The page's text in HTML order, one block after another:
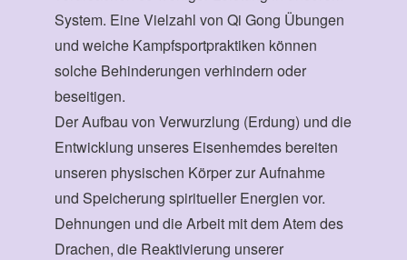
System. Eine Vielzahl von Qi Gong Übungen
und weiche Kampfsportpraktiken können
solche Behinderungen verhindern oder
beseitigen.
Der Aufbau von Verwurzlung (Erdung) und die
Entwicklung unseres Eisenhemdes bereiten
unseren physischen Körper zur Aufnahme
und Speicherung spiritueller Energien vor.
Dehnungen und die Arbeit mit dem Atem des
Drachen, die Reaktivierung unserer